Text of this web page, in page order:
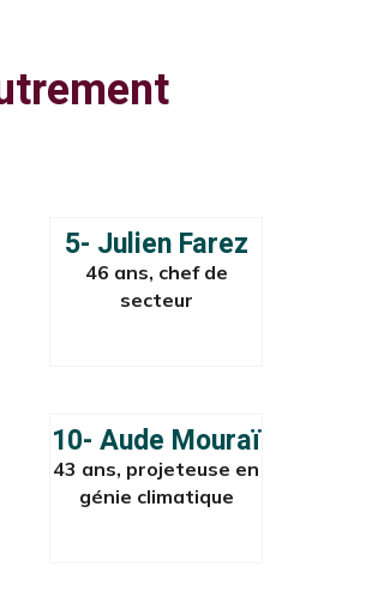
5- Julien Farez
46 ans, chef de
secteur
10- Aude Mouraï
43 ans, projeteuse en
génie climatique